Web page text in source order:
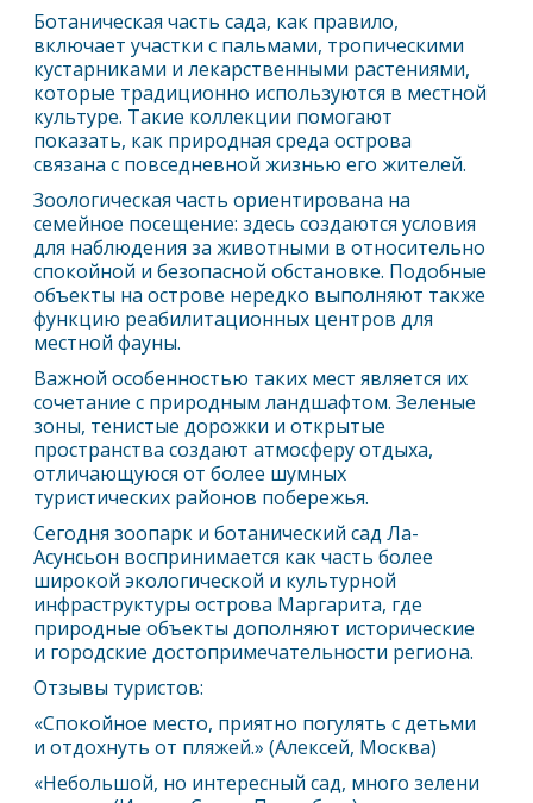
Ботаническая часть сада, как правило,
включает участки с пальмами, тропическими
кустарниками и лекарственными растениями,
которые традиционно используются в местной
культуре. Такие коллекции помогают
показать, как природная среда острова
связана с повседневной жизнью его жителей.
Зоологическая часть ориентирована на
семейное посещение: здесь создаются условия
для наблюдения за животными в относительно
спокойной и безопасной обстановке. Подобные
объекты на острове нередко выполняют также
функцию реабилитационных центров для
местной фауны.
Важной особенностью таких мест является их
сочетание с природным ландшафтом. Зеленые
зоны, тенистые дорожки и открытые
пространства создают атмосферу отдыха,
отличающуюся от более шумных
туристических районов побережья.
Сегодня зоопарк и ботанический сад Ла-
Асунсьон воспринимается как часть более
широкой экологической и культурной
инфраструктуры острова Маргарита, где
природные объекты дополняют исторические
и городские достопримечательности региона.
Отзывы туристов:
«Спокойное место, приятно погулять с детьми
и отдохнуть от пляжей.» (Алексей, Москва)
«Небольшой, но интересный сад, много зелени